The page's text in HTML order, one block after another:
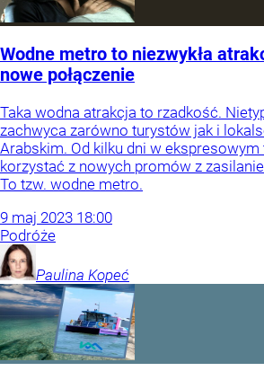
Wodne metro to niezwykła
nowe połączenie
Taka wodna atrakcja to rzadkość.
zachwyca zarówno turystów jak i
Arabskim. Od kilku dni w
korzystać z nowych promów z
To tzw. wodne metro.
9 maj 2023 18:00
Podróże
Paulina Kopeć